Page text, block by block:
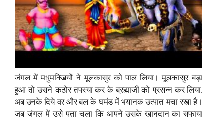
जंगल में मधुमक्खियों ने मूलकासुर को पाल लिया। मूलकासुर बड़ा
हुआ तो उसने कठोर तपस्या कर के ब्रह्माजी को प्रसन्न कर लिया,
अब उनके दिये वर और बल के घमंड में भयानक उत्पात मचा रखा है।
जब जंगल में उसे पता चला कि आपने उसके खानदान का सफाया